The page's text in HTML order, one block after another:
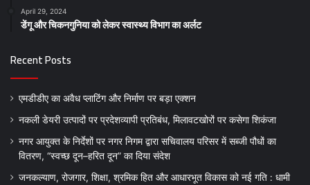
April 29, 2024
डेंगू और चिकनगुनिया को लेकर स्वास्थ्य विभाग का अर्लट
Recent Posts
एमडीडीए का अवैध प्लाटिंग और निर्माण पर बड़ा एक्शन
नकली डेयरी उत्पादों पर प्रदेशव्यापी प्रतिबंध, मिलावटखोरों पर कसेगा शिकंजा
नगर आयुक्त के निर्देशों पर नगर निगम द्वारा सचिवालय परिसर में सब्जी पौधों का
वितरण, “स्वच्छ दून–हरित दून” का दिया संदेश
जनकल्याण, रोजगार, शिक्षा, श्रमिक हित और आधारभूत विकास को नई गति : धामी